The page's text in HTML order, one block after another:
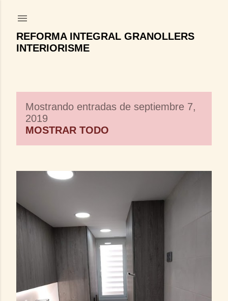
REFORMA INTEGRAL GRANOLLERS
INTERIORISME
E
t
d
a
s
Mostrando entradas de septiembre 7,
2019
MOSTRAR TODO